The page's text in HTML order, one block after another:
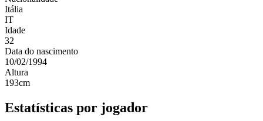
Itália
IT
Idade
32
Data do nascimento
10/02/1994
Altura
193cm
Estatísticas por jogador